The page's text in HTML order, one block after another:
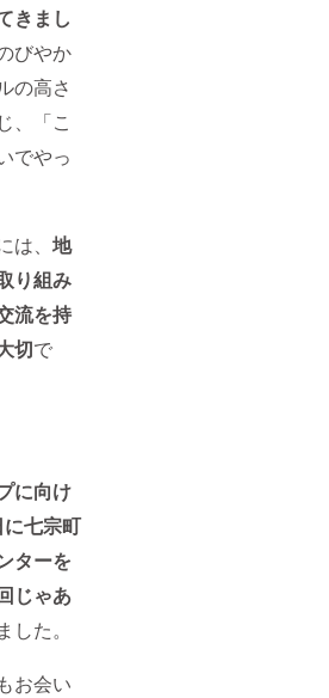
きまし
びやか
の高さ
、「こ
でやっ
、 地
り組み
流を持
切で
に向け
七宗町
ターを
じゃあ
した。
お会い